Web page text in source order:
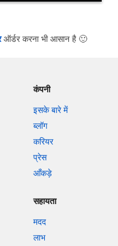
ऑर्डर करना भी आसान है 🙂
कंपनी
इसके बारे में
ब्लॉग
करियर
प्रेस
आँकड़े
सहायता
मदद
लाभ